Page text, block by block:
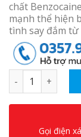
chất
mạnh thể hiện
tình say đắm
Gọi điện